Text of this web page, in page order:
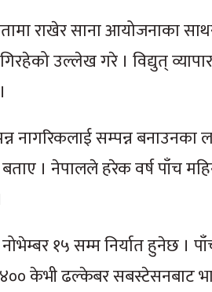
राखेर साना आयोजनाका
उल्लेख गरे । विद्युत्
नागरिकलाई सम्पन्न
। नेपालले हरेक वर्ष पाँच
१५ सम्म निर्यात हुनेछ ।
४०० केभी ढल्केबर सबस्टेसनबाट